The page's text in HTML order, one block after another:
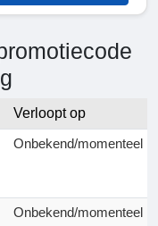
Verloopt op
Onbekend/momenteel
Onbekend/momenteel